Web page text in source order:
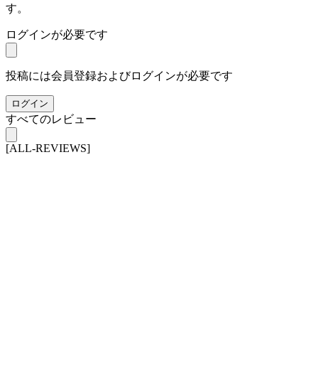
す。
ログインが必要です
投稿には会員登録およびログインが必要です
ログイン
すべてのレビュー
[ALL-REVIEWS]